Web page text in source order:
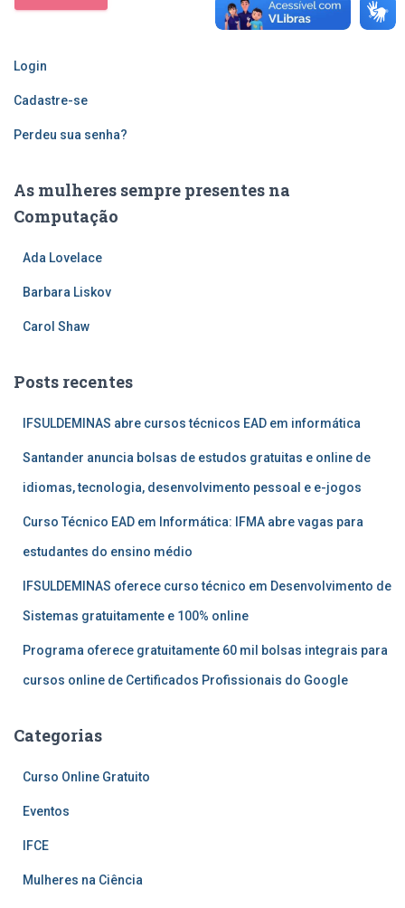
Login
Cadastre-se
Perdeu sua senha?
As mulheres sempre presentes na
Computação
Ada Lovelace
Barbara Liskov
Carol Shaw
Posts recentes
IFSULDEMINAS abre cursos técnicos EAD em informática
Santander anuncia bolsas de estudos gratuitas e online de
idiomas, tecnologia, desenvolvimento pessoal e e-jogos
Curso Técnico EAD em Informática: IFMA abre vagas para
estudantes do ensino médio
IFSULDEMINAS oferece curso técnico em Desenvolvimento de
Sistemas gratuitamente e 100% online
Programa oferece gratuitamente 60 mil bolsas integrais para
cursos online de Certificados Profissionais do Google
Categorias
Curso Online Gratuito
Eventos
IFCE
Mulheres na Ciência